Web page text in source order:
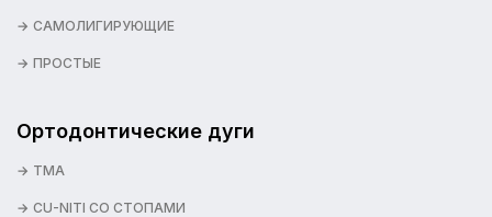
САМОЛИГИРУЮЩИЕ
ПРОСТЫЕ
Ортодонтические дуги
TMA
CU-NITI СО СТОПАМИ